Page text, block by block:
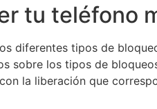
tu teléfono
diferentes tipos de
sobre los tipos de
la liberación que